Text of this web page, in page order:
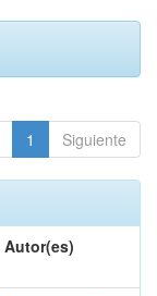
1 Siguiente
Autor(es)